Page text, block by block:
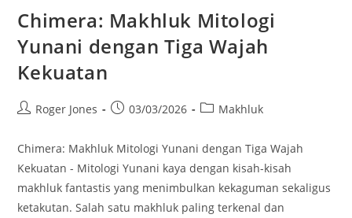
Chimera: Makhluk Mitologi
Yunani dengan Tiga Wajah
Kekuatan
PostRoger Jones
Post03/03/2026
PostMakhluk
Chimera: Makhluk Mitologi Yunani dengan Tiga Wajah
Kekuatan - Mitologi Yunani kaya dengan kisah-kisah
makhluk fantastis yang menimbulkan kekaguman sekaligus
ketakutan. Salah satu makhluk paling terkenal dan